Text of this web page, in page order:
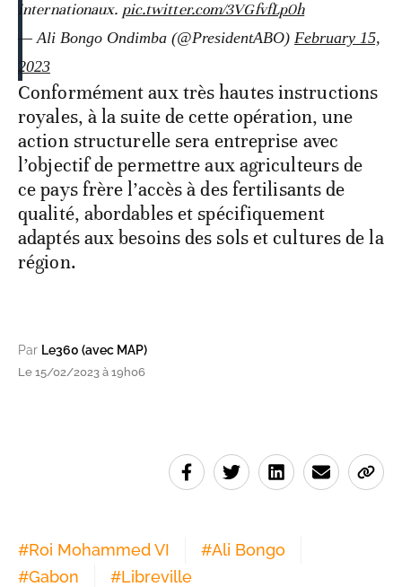
internationaux. pic.twitter.com/3VGfvfLp0h
— Ali Bongo Ondimba (@PresidentABO) February 15,
2023
Conformément aux très hautes instructions
royales, à la suite de cette opération, une
action structurelle sera entreprise avec
l’objectif de permettre aux agriculteurs de
ce pays frère l’accès à des fertilisants de
qualité, abordables et spécifiquement
adaptés aux besoins des sols et cultures de la
région.
Par Le360 (avec MAP)
Le 15/02/2023 à 19h06
#Roi Mohammed VI #Ali Bongo
#Gabon #Libreville